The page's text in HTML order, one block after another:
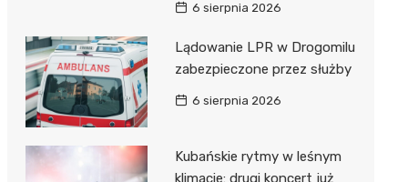
i
ulgi
6 sierpnia 2026
Lądowanie LPR w Drogomilu
zabezpieczone przez służby
6 sierpnia 2026
Kubańskie rytmy w leśnym